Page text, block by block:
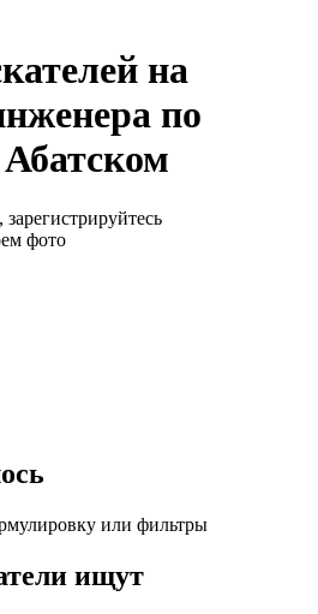
на
по
фото
или фильтры
ищут